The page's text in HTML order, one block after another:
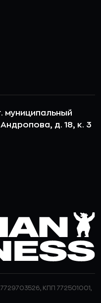
муниципальный
д. 18, к. 3
КПП 772501001,